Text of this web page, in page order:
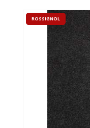
ROSSIGNOL